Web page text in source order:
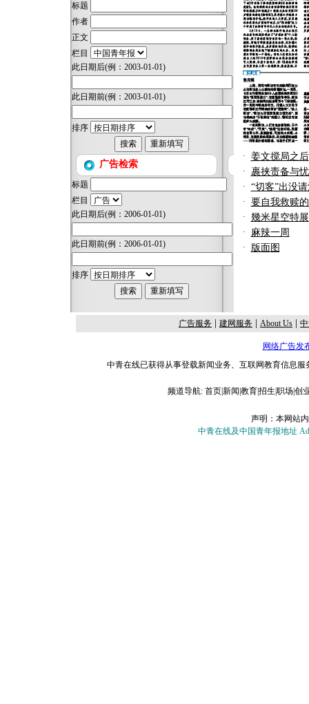
标题
作者
正文
栏目
此日期后(例：2003-01-01)
此日期前(例：2003-01-01)
排序
广告检索
标题
栏目
此日期后(例：2006-01-01)
此日期前(例：2006-01-01)
排序
· 姜文搅局之后
· 裹挟责备与
· “切客”出没
· 要自我救赎
· 幾米星空特展
· 麻辣一周
· 版面图
广告服务 | 建网服务 | About Us |
网络广告发
中青在线已获得从事登载新闻业务、互联网教育信息
频道导航: 首页|新闻 教育|招生 职场|创
声明：本网站
中青在线及中国青年报地址